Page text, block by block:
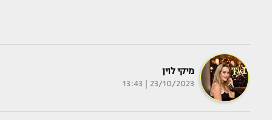
מיקי לוין
23/10/2023 | 13:43